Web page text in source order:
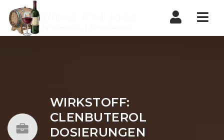
WIRKSTOFF:
CLENBUTEROL
DOSIERUNGEN